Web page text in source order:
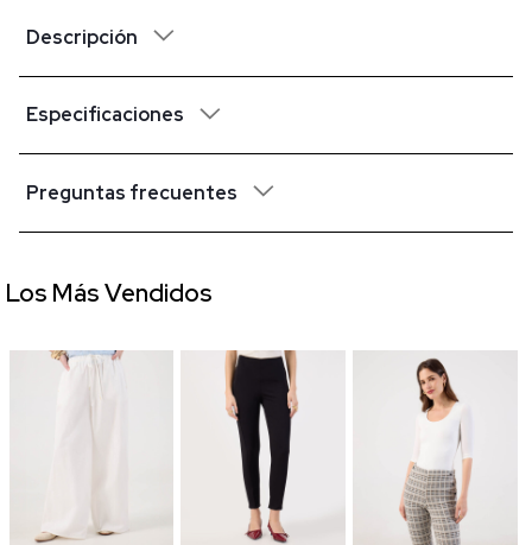
Descripción
Especificaciones
Preguntas frecuentes
Los Más Vendidos